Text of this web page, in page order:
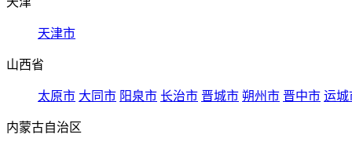
天津市
山西省
太原市 大同市 阳泉市 长治市 晋城市 朔州市 晋中市 运城
内蒙古自治区